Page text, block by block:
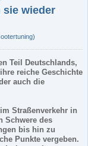
sie wieder
Teil Deutschlands,
reiche Geschichte
auch die
Straßenverkehr in
Schwere des
bis hin zu
Punkte vergeben.